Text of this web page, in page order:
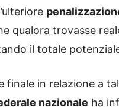
qualora trovasse
il totale
finale in relazione a
nazionale ha